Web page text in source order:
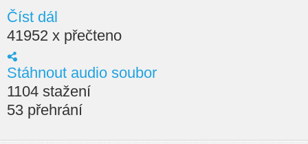
Číst dál
41952 x přečteno
Stáhnout audio soubor
1104 stažení
53 přehrání